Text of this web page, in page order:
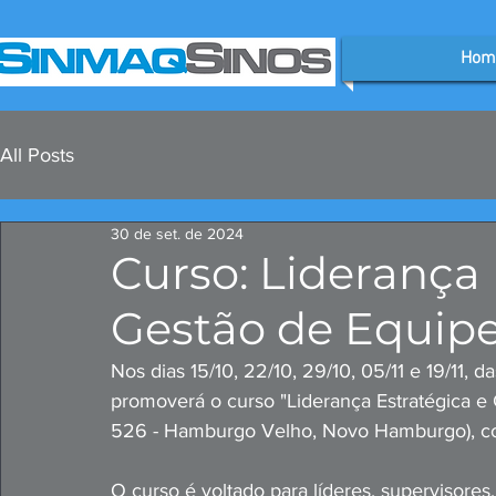
All Posts
Curso:
Gestão de
30 de set. de 2024
Nos dias 15/10, 22/10, 29/10, 05/11 e 19/11,
promoverá o curso "Liderança Estratégica
526 - Hamburgo Velho, Novo Hamburgo),
O curso é voltado para líderes,